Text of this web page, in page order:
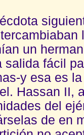
un
salida fácil
y esa es
Hassan II,
del
de en